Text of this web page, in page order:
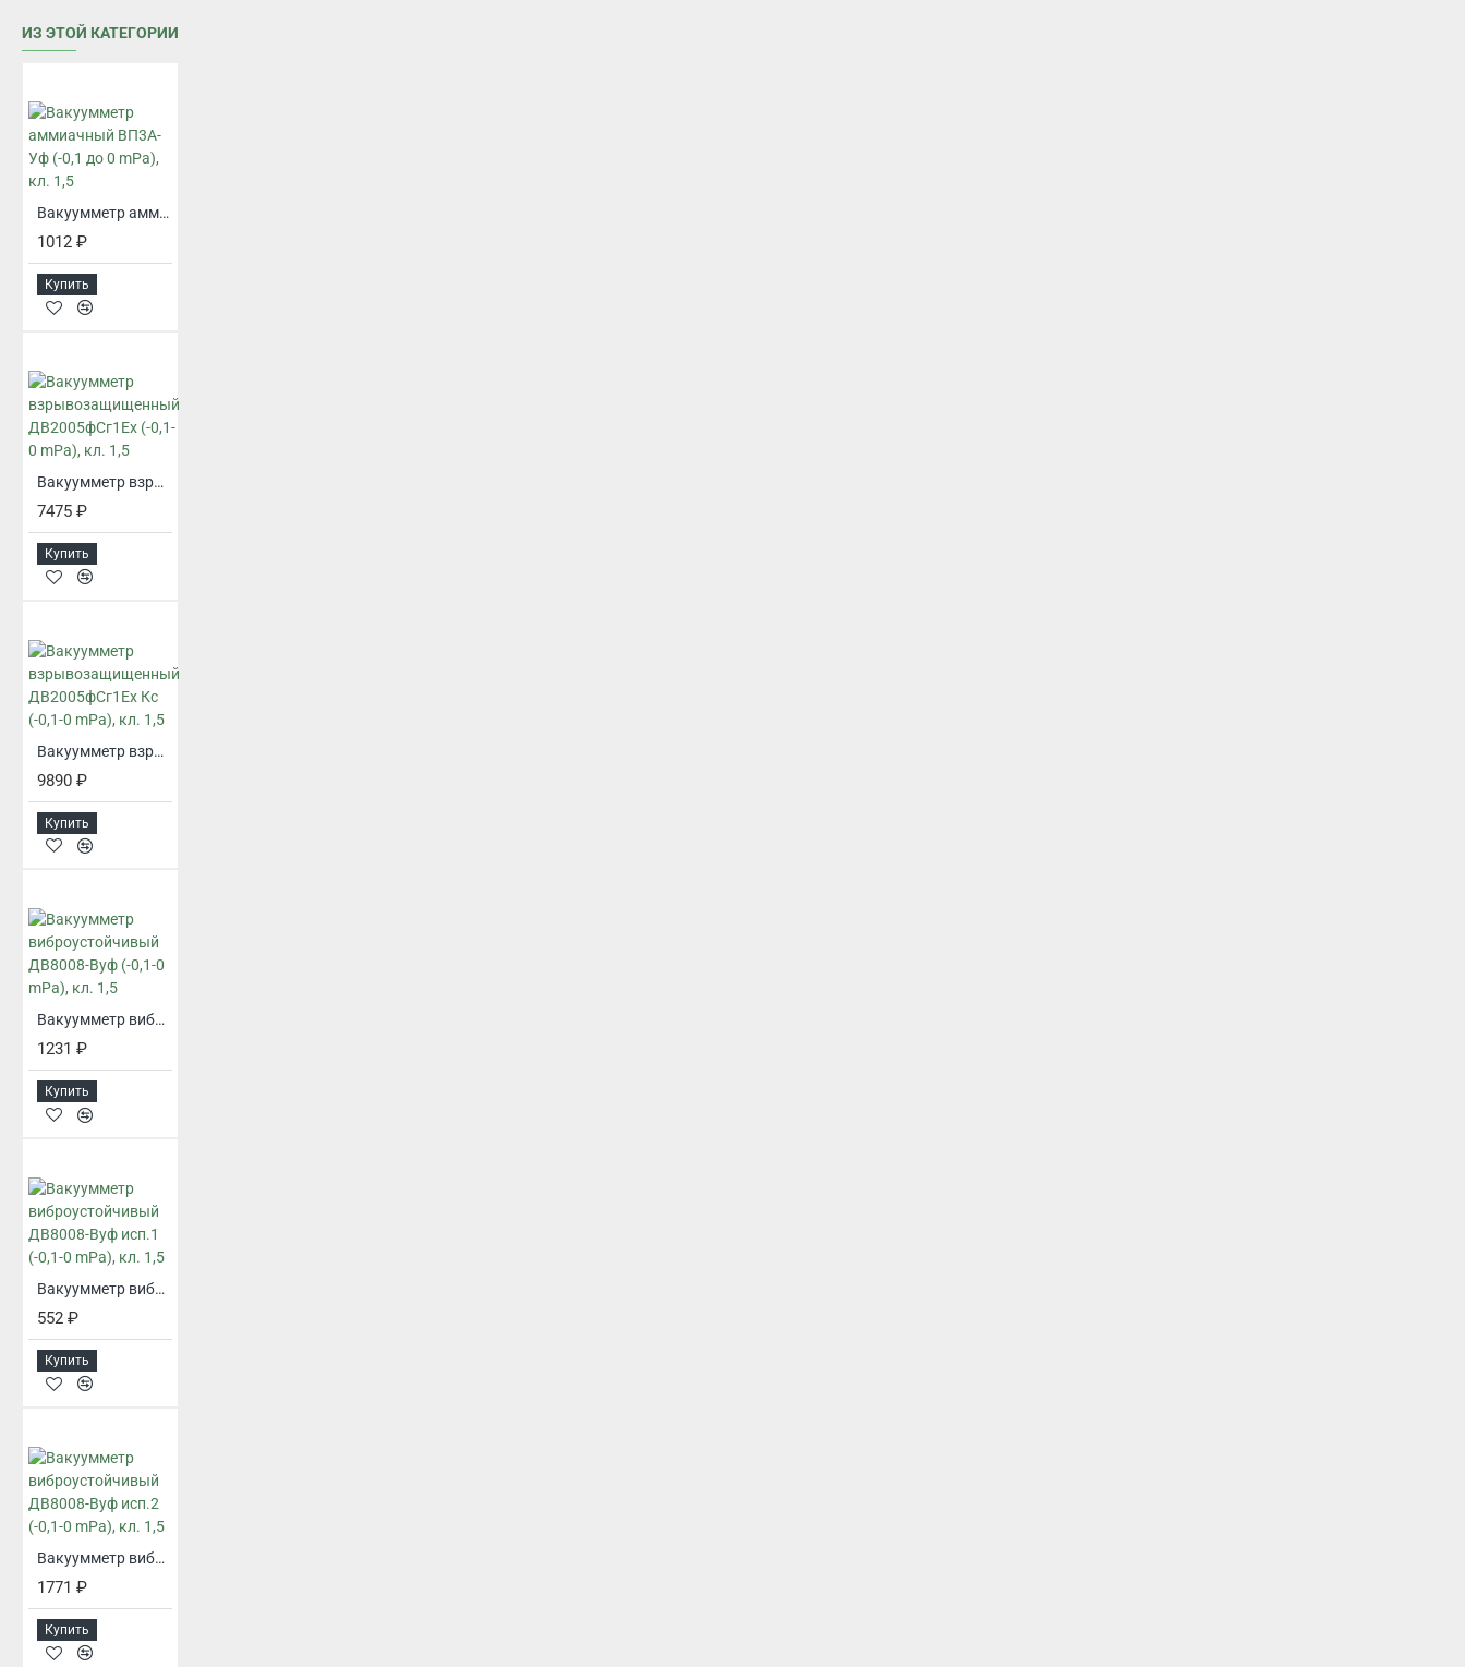
ИЗ ЭТОЙ КАТЕГОРИИ
Вакуумметр аммиачный ВП3А-Уф (-0,1 до 0 mPa), кл. 1,5
1012 ₽
Купить
Вакуумметр взрывозащищенный ДВ2005фСг1Ех (-0,1-0 mPa), кл. 1,5
7475 ₽
Купить
Вакуумметр взрывозащищенный ДВ2005фСг1Ех Кс (-0,1-0 mPa), кл. 1,5
9890 ₽
Купить
Вакуумметр виброустойчивый ДВ8008-Вуф (-0,1-0 mPa), кл. 1,5
1231 ₽
Купить
Вакуумметр виброустойчивый ДВ8008-Вуф исп.1 (-0,1-0 mPa), кл. 1,5
552 ₽
Купить
Вакуумметр виброустойчивый ДВ8008-Вуф исп.2 (-0,1-0 mPa), кл. 1,5
1771 ₽
Купить